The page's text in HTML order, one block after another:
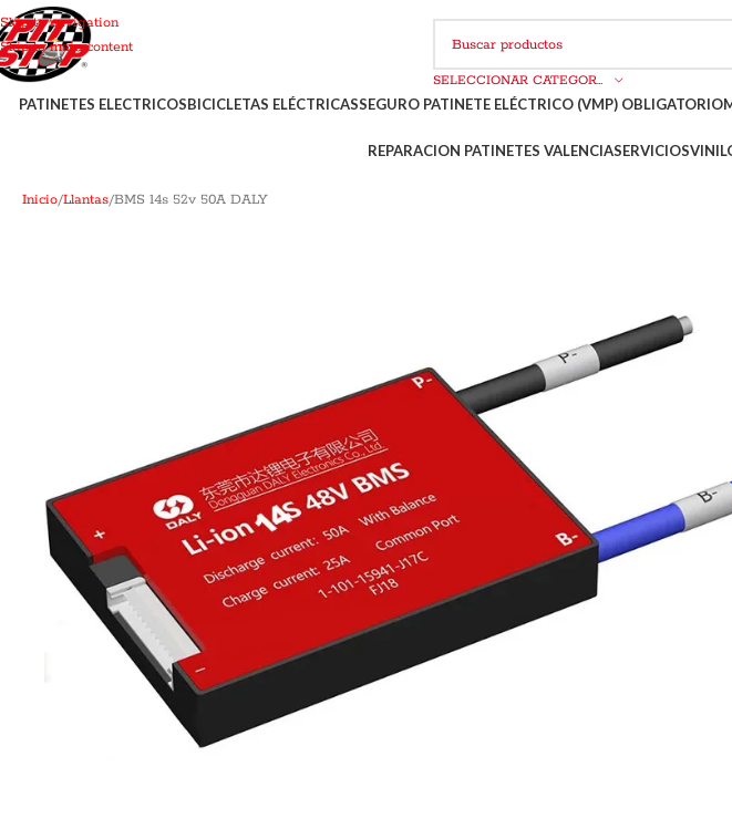
Skip to navigation
Skip to main content
SELECCIONAR CATEGORÍA
PATINETES ELECTRICOSBICICLETAS ELÉCTRICASSEGURO PATINETE ELÉCTRICO (VMP) OBLIGATORIO
REPARACION PATINETES VALENCIASERVICIOS
Inicio Llantas BMS 14s 52v 50A DALY